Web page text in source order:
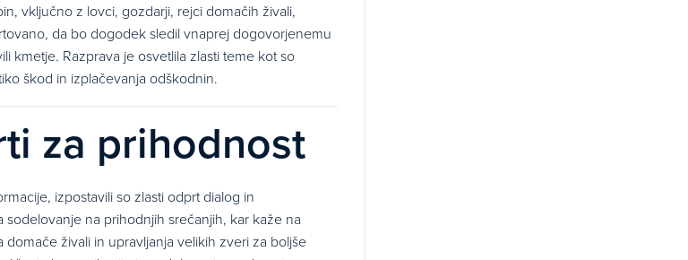
vključno z lovci, gozdarji, rejci domačih živali,
da bo dogodek sledil vnaprej dogovorjenemu
kmetje. Razprava je osvetlila zlasti teme kot so
škod in izplačevanja odškodnin.
za prihodnost
izpostavili so zlasti odprt dialog in
na prihodnjih srečanjih, kar kaže na
živali in upravljanja velikih zveri za boljše